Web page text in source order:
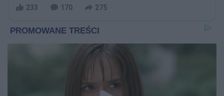
233 170 275